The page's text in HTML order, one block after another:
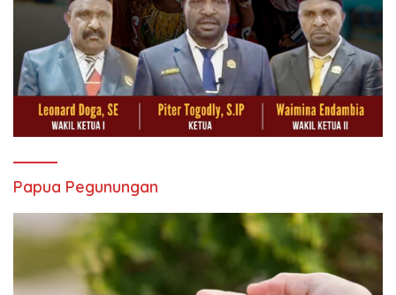
Papua Pegunungan